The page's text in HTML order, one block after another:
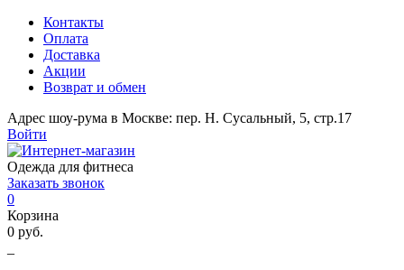
Контакты
Оплата
Доставка
Акции
Возврат и обмен
Адрес шоу-рума в Москве: пер. Н. Сусальный, 5, стр.17
Войти
Одежда для фитнеса
Заказать звонок
0
Корзина
0 руб.